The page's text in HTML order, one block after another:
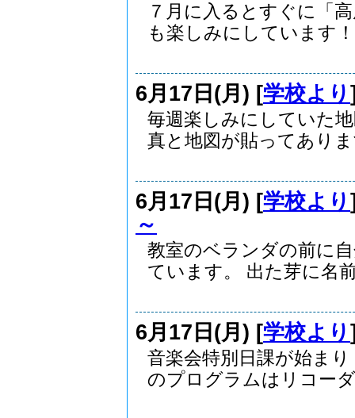
７月に入るとすぐに「
も楽しみにしています
6月17日(月) [学校より
毎週楽しみにしていた
真と地図が貼ってあり
6月17日(月) [学校より
～
教室のベランダの前に
ています。 出た芽に名
6月17日(月) [学校より
音楽会特別日課が始ま
のプログラムはリコー